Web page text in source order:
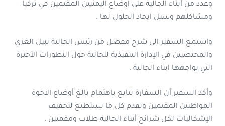
وعدد من أبناء الجالية على اوضاع اليمنيين المقيمين في تركيا
ومشاكلهم وسبل ايجاد الحلول لها .
واستمع السفير الى شرح مفصل من رئيس الجالية نبيل الغزي
والمختصيين في الإدارة التنفيذية للجالية حول التطورات الأخيرة
التي يواجهها ابناء الجالية .
وأكد السفير أن السفارة تتابع باهتمام بالغ أوضاع الاخوة
المواطنين المقيمين وتقدم كل ما تستطيع لتخفيف
الإشكاليات لكل شرائح أبناء الجالية طلاب ومقميين .